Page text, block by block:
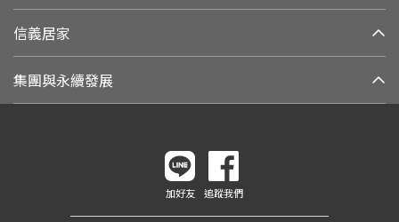
信義居家
集團與永續發展
加好友 追蹤我們